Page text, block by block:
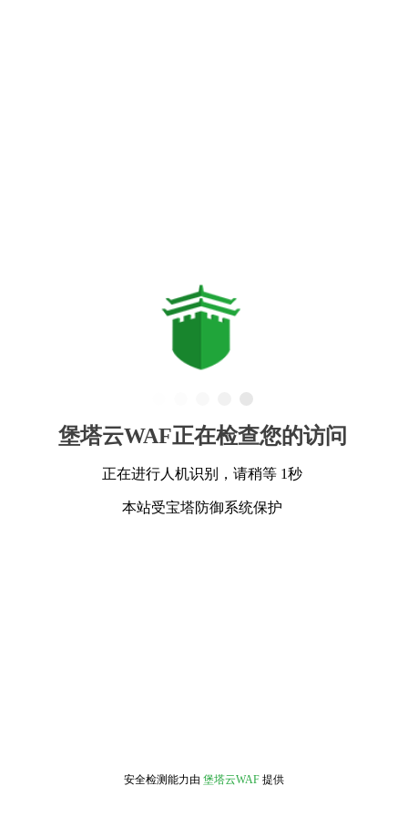
堡塔云WAF正在检查您的访问
正在进行人机识别，请稍等 1秒
本站受宝塔防御系统保护
安全检测能力由 堡塔云WAF 提供